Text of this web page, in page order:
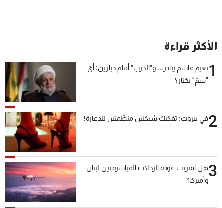
الأكثر قراءة
1نعيم قاسم يبادر... و"الحزب" أمام خيارين: أيّ
"سمّ" يختار؟
2في بيروت: تفكيك شبكتين منظّمتين للدعارة!
3هل اقتربت عودة الرحلات المباشرة بين لبنان
وأميركا؟